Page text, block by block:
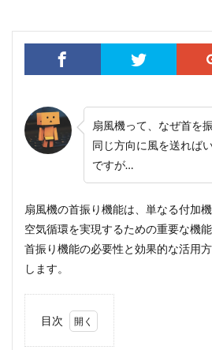
扇風機って、なぜ首を
同じ方向に風を送れば
ですが…
扇風機の首振り機能は、単なる付加
空気循環を実現するための重要な機
首振り機能の必要性と効果的な活用
します。
目次